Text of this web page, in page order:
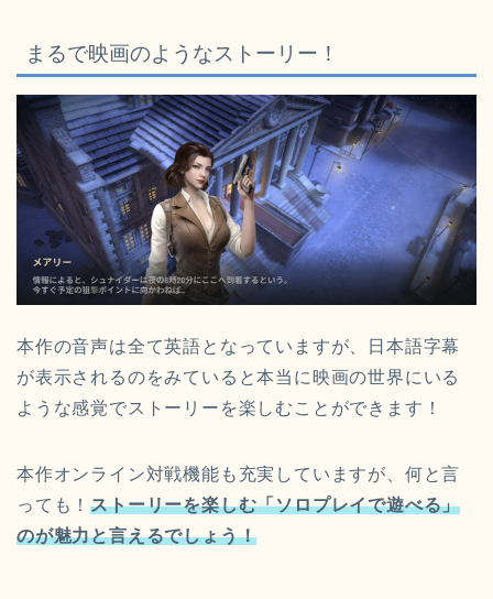
まるで映画のようなストーリー！
本作の音声は全て英語となっていますが、日本語字幕
が表示されるのをみていると本当に映画の世界にいる
ような感覚でストーリーを楽しむことができます！
本作オンライン対戦機能も充実していますが、何と言
っても！ストーリーを楽しむ「ソロプレイで遊べる」
のが魅力と言えるでしょう！